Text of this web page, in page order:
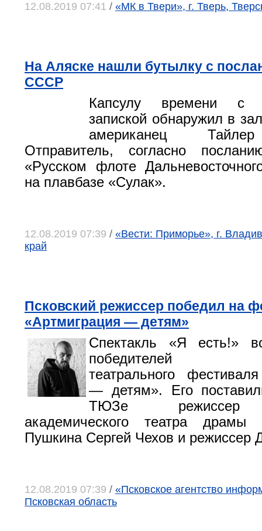
12.08.2019 07:41 / «МК в Твери», г. Тверь,
На Аляске нашли бутылку с
СССР
Капсулу времени с
запиской обнаружил в
американец
Отправитель, согласно
«Русском флоте
на плавбазе «Сулак».
12.08.2019 07:39 / «Вести: Приморье», г.
край
Псковский режиссер победил на
«Артмиграция — детям»
Спектакль «Я есть!»
победителей
театрального
— детям». Его
ТЮЗе режиссер
академического театра
Пушкина Сергей Чехов и режиссер
12.08.2019 07:39 / «Псковское агентство
Псковская область